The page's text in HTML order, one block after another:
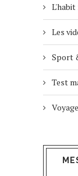
Les
Sport
Test